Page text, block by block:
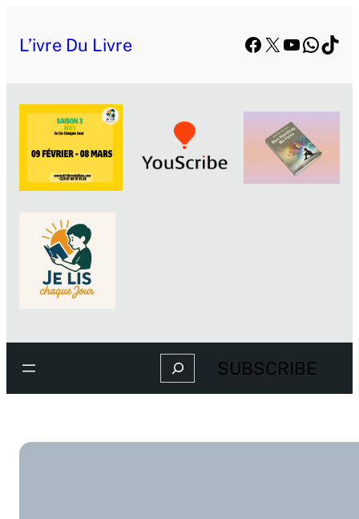
L’ivre Du Livre Facebook
X YouTube
Search SUBSCRIBE